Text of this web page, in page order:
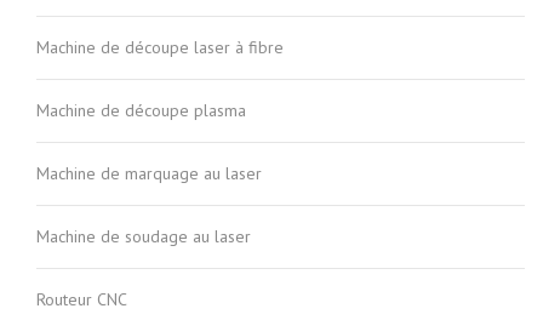
Machine de découpe laser à fibre
Machine de découpe plasma
Machine de marquage au laser
Machine de soudage au laser
Routeur CNC